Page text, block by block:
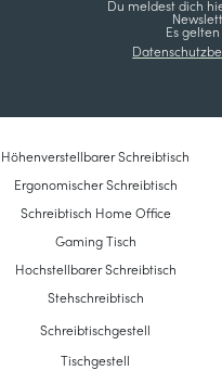
Du meldest dich
Es
Höhenverstellbarer Schreibtisch
Ergonomischer Schreibtisch
Schreibtisch Home Office
Gaming Tisch
Hochstellbarer Schreibtisch
Stehschreibtisch
Schreibtischgestell
Tischgestell